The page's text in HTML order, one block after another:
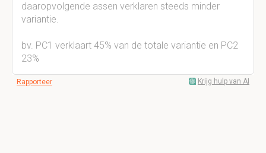
daaropvolgende assen verklaren steeds minder
variantie.
bv. PC1 verklaart 45% van de totale variantie en PC2
23%
Rapporteer Krijg hulp van AI